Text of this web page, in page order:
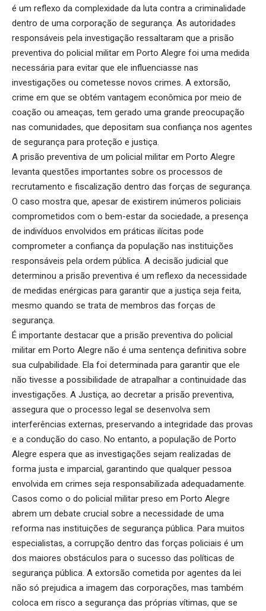
é um reflexo da complexidade da luta contra a criminalidade
dentro de uma corporação de segurança. As autoridades
responsáveis pela investigação ressaltaram que a prisão
preventiva do policial militar em Porto Alegre foi uma medida
necessária para evitar que ele influenciasse nas
investigações ou cometesse novos crimes. A extorsão,
crime em que se obtém vantagem econômica por meio de
coação ou ameaças, tem gerado uma grande preocupação
nas comunidades, que depositam sua confiança nos agentes
de segurança para proteção e justiça.
A prisão preventiva de um policial militar em Porto Alegre
levanta questões importantes sobre os processos de
recrutamento e fiscalização dentro das forças de segurança.
O caso mostra que, apesar de existirem inúmeros policiais
comprometidos com o bem-estar da sociedade, a presença
de indivíduos envolvidos em práticas ilícitas pode
comprometer a confiança da população nas instituições
responsáveis pela ordem pública. A decisão judicial que
determinou a prisão preventiva é um reflexo da necessidade
de medidas enérgicas para garantir que a justiça seja feita,
mesmo quando se trata de membros das forças de
segurança.
É importante destacar que a prisão preventiva do policial
militar em Porto Alegre não é uma sentença definitiva sobre
sua culpabilidade. Ela foi determinada para garantir que ele
não tivesse a possibilidade de atrapalhar a continuidade das
investigações. A Justiça, ao decretar a prisão preventiva,
assegura que o processo legal se desenvolva sem
interferências externas, preservando a integridade das provas
e a condução do caso. No entanto, a população de Porto
Alegre espera que as investigações sejam realizadas de
forma justa e imparcial, garantindo que qualquer pessoa
envolvida em crimes seja responsabilizada adequadamente.
Casos como o do policial militar preso em Porto Alegre
abrem um debate crucial sobre a necessidade de uma
reforma nas instituições de segurança pública. Para muitos
especialistas, a corrupção dentro das forças policiais é um
dos maiores obstáculos para o sucesso das políticas de
segurança pública. A extorsão cometida por agentes da lei
não só prejudica a imagem das corporações, mas também
coloca em risco a segurança das próprias vítimas, que se